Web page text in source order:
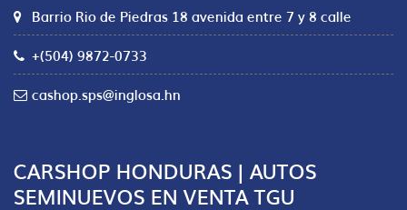
Barrio Rio de Piedras 18 avenida entre 7 y 8 calle
+(504) 9872-0733
cashop.sps@inglosa.hn
CARSHOP HONDURAS | AUTOS
SEMINUEVOS EN VENTA TGU